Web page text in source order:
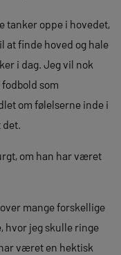
tanker oppe i hovedet,
at finde hoved og hale
i dag. Jeg vil nok
som
om følelserne inde i
det.
om han har været
mange forskellige
hvor jeg skulle ringe
været en hektisk